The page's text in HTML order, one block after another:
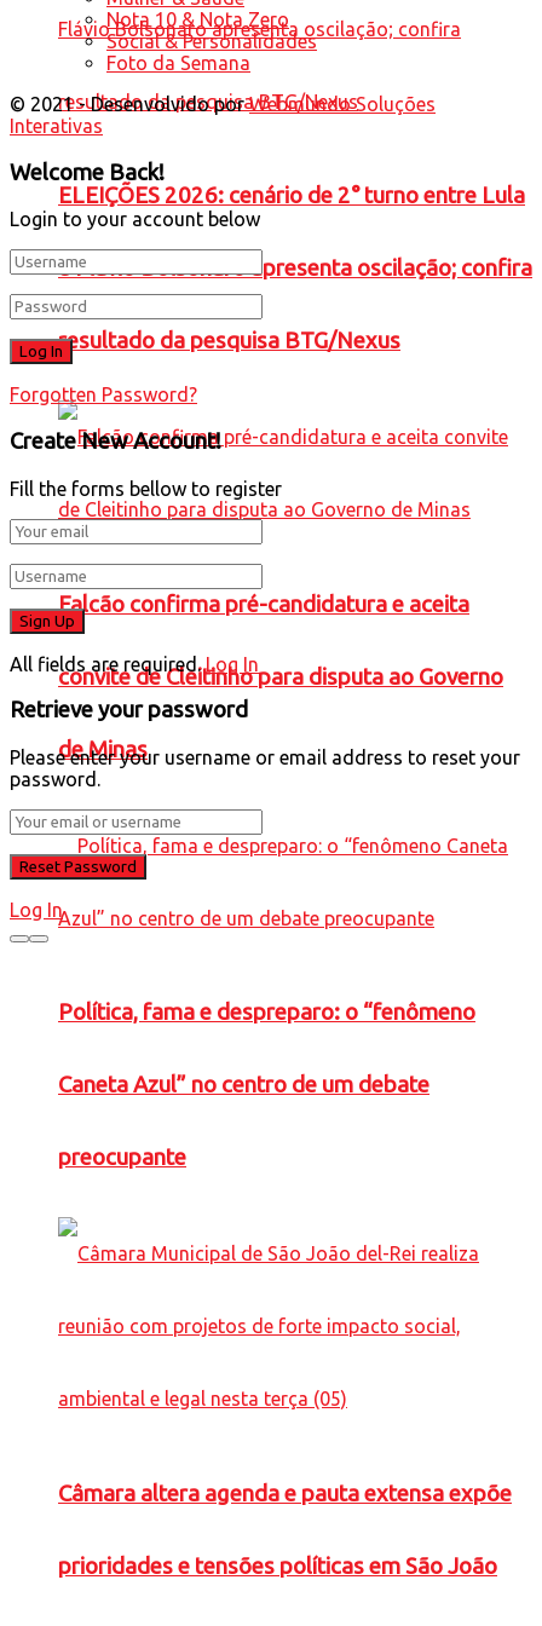
ELEIÇÕES 2026: cenário de 2° turno entre Lula
e Flávio Bolsonaro apresenta oscilação; confira
resultado da pesquisa BTG/Nexus
Falcão confirma pré-candidatura e aceita
convite de Cleitinho para disputa ao Governo
de Minas
Política, fama e despreparo: o “fenômeno
Caneta Azul” no centro de um debate
preocupante
Câmara altera agenda e pauta extensa expõe
prioridades e tensões políticas em São João
Nota 10 & Nota Zero
Social & Personalidades
Foto da Semana
© 2021 - Desenvolvido porWebmundo Soluções
Interativas
Welcome Back!
Login to your account below
Forgotten Password?
Create New Account!
Fill the forms bellow to register
All fields are required. Log In
Retrieve your password
Please enter your username or email address to reset your
password.
Log In